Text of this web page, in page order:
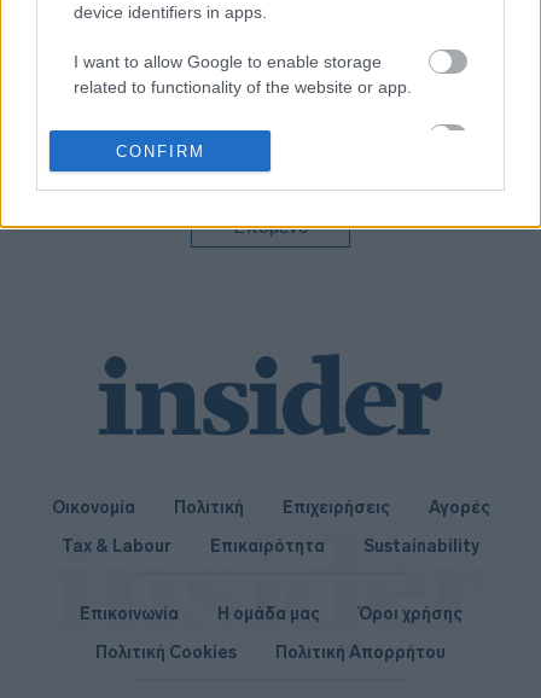
device identifiers in apps.
I want to allow Google to enable storage
related to functionality of the website or app.
I want to allow Google to enable storage
related to personalization.
related to security, including authentication
CONFIRM
ΥΠΑΑΤ: 43 κρούσματα
αφθώδους πυρετού
σε 54 εκτροφές της
Επόμενο
Οικονομία Πολιτική Επιχειρήσεις
Αγορές
Tax & Labour
Επικαιρότητα Sustainability
Επικοινωνία Η ομάδα μας
Όροι χρήσης
Πολιτική Cookies
Πολιτική Απορρήτου